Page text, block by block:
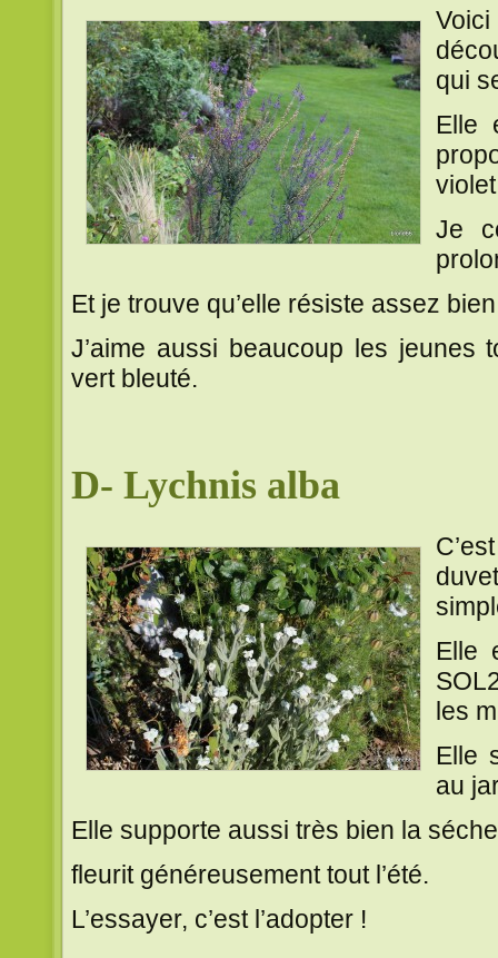
qui
Elle
Je
Et je trouve qu’elle résiste assez
J’aime aussi beaucoup les jeunes
vert bleuté.
D- Lychnis alba
Elle
les
Elle
au
Elle supporte aussi très bien la
fleurit généreusement tout l’été.
L’essayer, c’est l’adopter !